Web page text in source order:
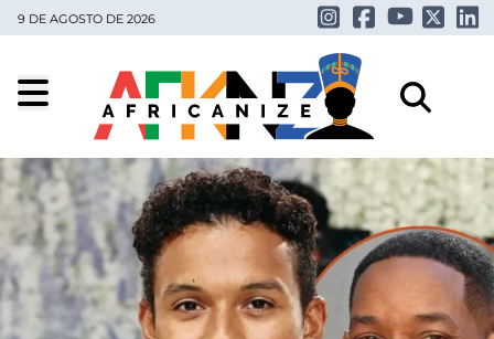
9 DE AGOSTO DE 2026